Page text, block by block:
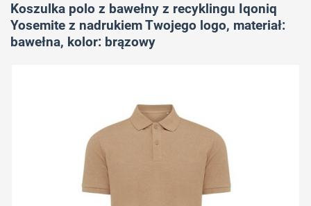
Koszulka polo z bawełny z recyklingu Iqoniq
Yosemite z nadrukiem Twojego logo, materiał:
bawełna, kolor: brązowy